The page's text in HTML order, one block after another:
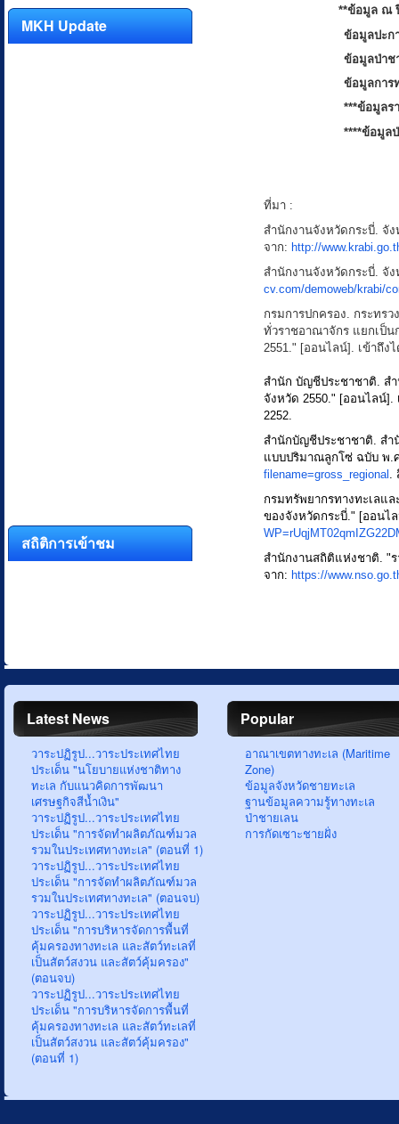
MKH Update
สถิติการเข้าชม
**ข้อมูล ณ ปี
ข้อมูลปะก
ข้อมูลป่าช
ข้อมูลการ
***ข้อมูลร
****ข้อมูล
ที่มา :
สำนักงานจังหวัดกระบี่. จั
จาก: http://
สำนักงานจังหวัดกระบี่. จั
cv.com/demoweb/krabi/
กรมการปกครอง. กระทร
ทั่วราชอาณาจักร แยกเป็
2551." [ออนไลน์]. เข้าถึง
สำนัก บัญชีประชาชาติ. ส
จังหวัด 2550." [ออนไลน์].
2252.
สำนักบัญชีประชาชาติ. ส
แบบปริมาณลูกโซ่ ฉบับ พ.
filename=gross_regional .
กรมทรัพยากรทางทะเลแ
ของจังหวัดกระบี่." [ออนไ
สำนักงานสถิติแห่งชาติ. "ร
จาก: https://
Latest News
วาระปฏิรูป...วาระประเทศไทย
ประเด็น "นโยบายแห่งชาติทาง
ทะเล กับแนวคิดการพัฒนา
เศรษฐกิจสีน้ำเงิน"
วาระปฏิรูป...วาระประเทศไทย
ประเด็น "การจัดทำผลิตภัณฑ์มวล
รวมในประเทศทางทะเล" (ตอนที่ 1)
วาระปฏิรูป...วาระประเทศไทย
ประเด็น "การจัดทำผลิตภัณฑ์มวล
รวมในประเทศทางทะเล" (ตอนจบ)
วาระปฏิรูป...วาระประเทศไทย
ประเด็น "การบริหารจัดการพื้นที่
คุ้มครองทางทะเล และสัตว์ทะเลที่
เป็นสัตว์สงวน และสัตว์คุ้มครอง"
(ตอนจบ)
วาระปฏิรูป...วาระประเทศไทย
ประเด็น "การบริหารจัดการพื้นที่
คุ้มครองทางทะเล และสัตว์ทะเลที่
เป็นสัตว์สงวน และสัตว์คุ้มครอง"
(ตอนที่ 1)
Popular
อาณาเขตทางทะเล (Maritime
Zone)
ข้อมูลจังหวัดชายทะเล
ฐานข้อมูลความรู้ทางทะเล
ป่าชายเลน
การกัดเซาะชายฝั่ง